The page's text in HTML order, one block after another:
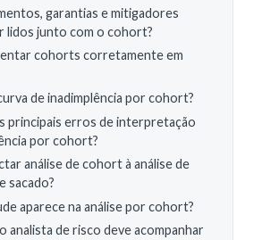
garantias e mitigadores
lidos junto com o cohort?
cohorts corretamente em
de inadimplência por cohort?
principais erros de interpretação
por cohort?
análise de cohort à análise de
sacado?
aparece na análise por cohort?
analista de risco deve acompanhar